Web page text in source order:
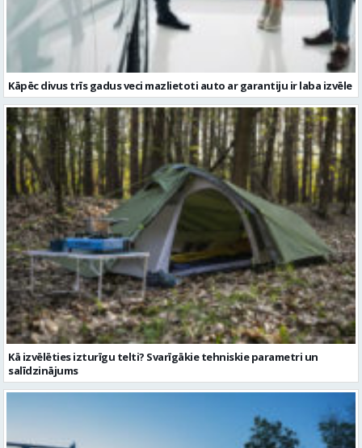
Kāpēc divus trīs gadus veci mazlietoti auto ar garantiju ir laba izvēle
Kā izvēlēties izturīgu telti? Svarīgākie tehniskie parametri un
salīdzinājums